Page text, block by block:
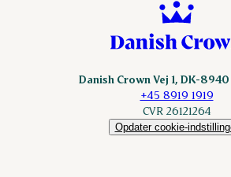
Danish Crown Vej 1, DK-
+45 8919 1919
CVR 26121264
Opdater cookie-